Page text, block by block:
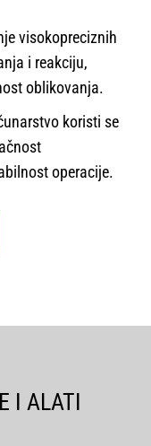
visokopreciznih
i reakciju,
oblikovanja.
koristi se
operacije.
I ALATI